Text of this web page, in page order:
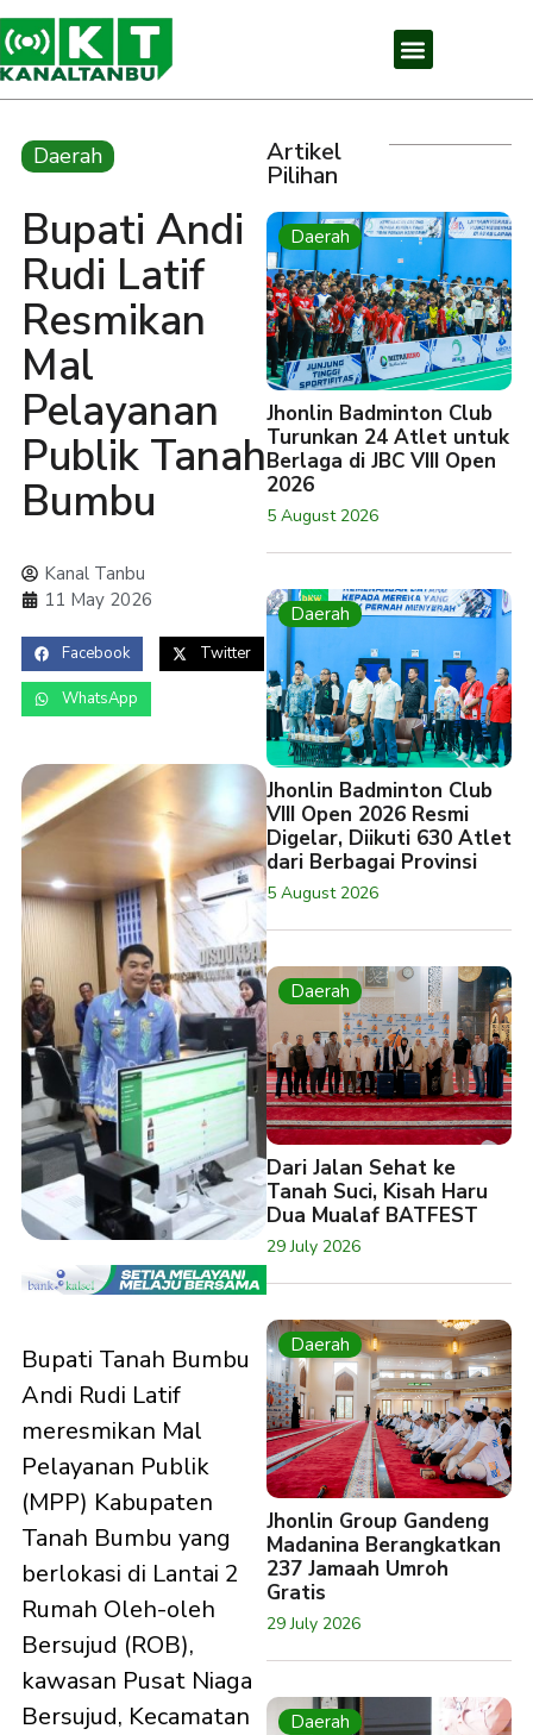
Daerah
Bupati Andi
Rudi Latif
Resmikan
Mal
Pelayanan
Publik Tanah
Bumbu
Kanal Tanbu
11 May 2026
Facebook Twitter
WhatsApp
Bupati Tanah Bumbu
Andi Rudi Latif
meresmikan Mal
Pelayanan Publik
(MPP) Kabupaten
Tanah Bumbu yang
berlokasi di Lantai 2
Rumah Oleh-oleh
Bersujud (ROB),
kawasan Pusat Niaga
Bersujud, Kecamatan
Artikel
Pilihan
Daerah
Jhonlin Badminton Club
Turunkan 24 Atlet untuk
Berlaga di JBC VIII Open
2026
5 August 2026
Daerah
Jhonlin Badminton Club
VIII Open 2026 Resmi
Digelar, Diikuti 630 Atlet
dari Berbagai Provinsi
5 August 2026
Daerah
Dari Jalan Sehat ke
Tanah Suci, Kisah Haru
Dua Mualaf BATFEST
29 July 2026
Daerah
Jhonlin Group Gandeng
Madanina Berangkatkan
237 Jamaah Umroh
Gratis
29 July 2026
Daerah